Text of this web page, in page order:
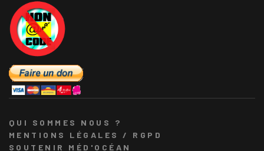
QUI SOMMES NOUS ?
MENTIONS LÉGALES / RGPD
SOUTENIR MÉD'OCÉAN